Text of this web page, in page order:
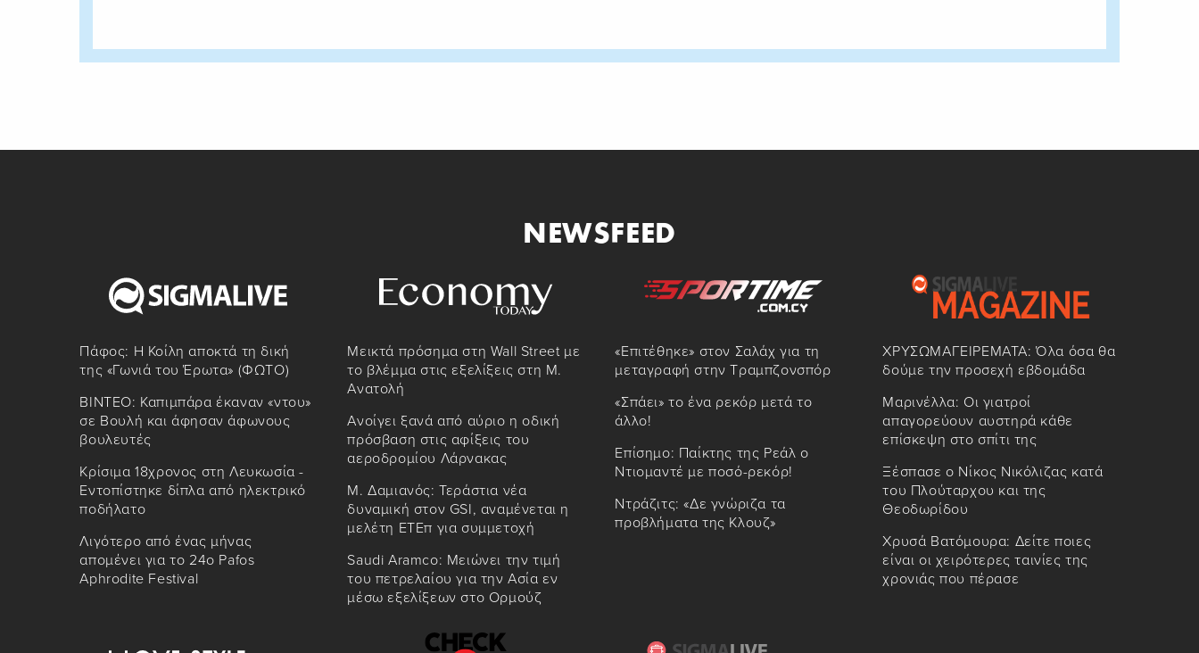
NEWSFEED
Πάφος: Η Κοίλη αποκτά τη δική
της «Γωνιά του Έρωτα» (ΦΩΤΟ)
ΒΙΝΤΕΟ: Καπιμπάρα έκαναν «ντου»
σε Βουλή και άφησαν άφωνους
βουλευτές
Κρίσιμα 18χρονος στη Λευκωσία -
Εντοπίστηκε δίπλα από ηλεκτρικό
ποδήλατο
Λιγότερο από ένας μήνας
απομένει για το 24ο Pafos
Aphrodite Festival
Μεικτά πρόσημα στη Wall Street με
το βλέμμα στις εξελίξεις στη Μ.
Ανατολή
Ανοίγει ξανά από αύριο η οδική
πρόσβαση στις αφίξεις του
αεροδρομίου Λάρνακας
Μ. Δαμιανός: Τεράστια νέα
δυναμική στον GSI, αναμένεται η
μελέτη ΕΤΕπ για συμμετοχή
Saudi Aramco: Μειώνει την τιμή
του πετρελαίου για την Ασία εν
μέσω εξελίξεων στο Ορμούζ
«Επιτέθηκε» στον Σαλάχ για τη
μεταγραφή στην Τραμπζονσπόρ
«Σπάει» το ένα ρεκόρ μετά το
άλλο!
Επίσημο: Παίκτης της Ρεάλ ο
Ντιομαντέ με ποσό-ρεκόρ!
Ντράζιτς: «Δε γνώριζα τα
προβλήματα της Κλουζ»
ΧΡΥΣΩΜΑΓΕΙΡΕΜΑΤΑ: Όλα όσα θα
δούμε την προσεχή εβδομάδα
Μαρινέλλα: Οι γιατροί
απαγορεύουν αυστηρά κάθε
επίσκεψη στο σπίτι της
Ξέσπασε ο Νίκος Νικόλιζας κατά
του Πλούταρχου και της
Θεοδωρίδου
Χρυσά Βατόμουρα: Δείτε ποιες
είναι οι χειρότερες ταινίες της
χρονιάς που πέρασε